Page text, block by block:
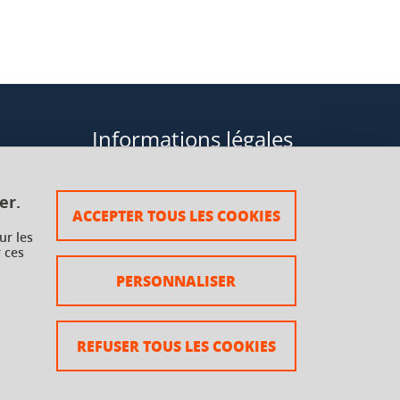
les
ces
ACCEPTER TOUS LES COOKIES
REFUSER TOUS LES COOKIES
PERSONNALISER
à
Informations légales
Plan du site
Mentions légales
Crédits
Accessibilité : non conforme